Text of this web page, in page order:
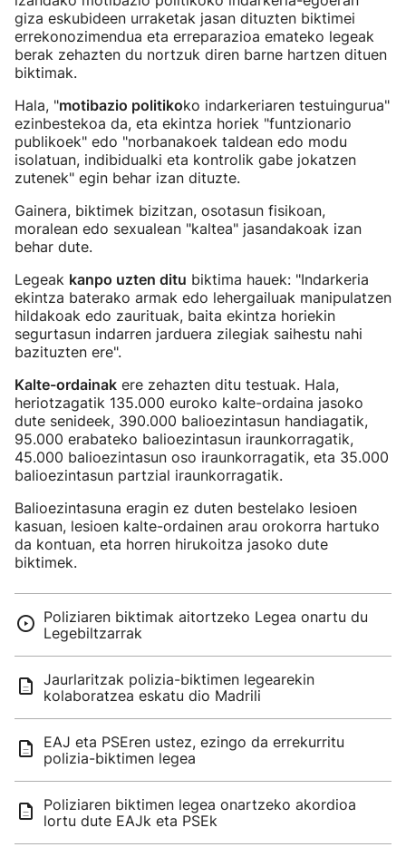
giza eskubideen urraketak jasan dituzten biktimei
errekonozimendua eta erreparazioa emateko legeak
berak zehazten du nortzuk diren barne hartzen dituen
biktimak.
Hala, "motibazio politikoko indarkeriaren testuingurua"
ezinbestekoa da, eta ekintza horiek "funtzionario
publikoek" edo "norbanakoek taldean edo modu
isolatuan, indibidualki eta kontrolik gabe jokatzen
zutenek" egin behar izan dituzte.
Gainera, biktimek bizitzan, osotasun fisikoan,
moralean edo sexualean "kaltea" jasandakoak izan
behar dute.
Legeak kanpo uzten ditu biktima hauek: "Indarkeria
ekintza baterako armak edo lehergailuak manipulatzen
hildakoak edo zaurituak, baita ekintza horiekin
segurtasun indarren jarduera zilegiak saihestu nahi
bazituzten ere".
Kalte-ordainak ere zehazten ditu testuak. Hala,
heriotzagatik 135.000 euroko kalte-ordaina jasoko
dute senideek, 390.000 balioezintasun handiagatik,
95.000 erabateko balioezintasun iraunkorragatik,
45.000 balioezintasun oso iraunkorragatik, eta 35.000
balioezintasun partzial iraunkorragatik.
Balioezintasuna eragin ez duten bestelako lesioen
kasuan, lesioen kalte-ordainen arau orokorra hartuko
da kontuan, eta horren hirukoitza jasoko dute
biktimek.
Poliziaren biktimak aitortzeko Legea onartu du
Legebiltzarrak
Jaurlaritzak polizia-biktimen legearekin
kolaboratzea eskatu dio Madrili
EAJ eta PSEren ustez, ezingo da errekurritu
polizia-biktimen legea
Poliziaren biktimen legea onartzeko akordioa
lortu dute EAJk eta PSEk